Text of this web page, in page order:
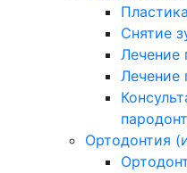
Снятие
Лечение
Лечение
Ортодонтия